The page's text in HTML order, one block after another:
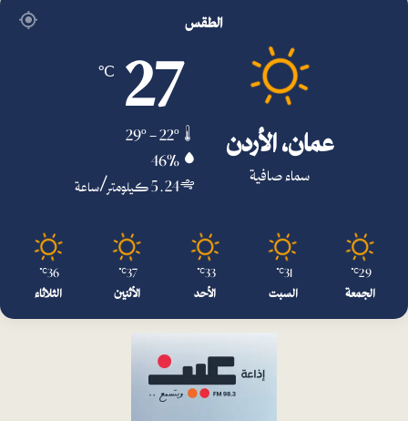
الطقس
عمان، الأردن
سماء صافية
27
℃
46%
5.24 كيلومتر/ساعة
29
℃
الجمعة
31
℃
السبت
33
℃
الأحد
37
℃
الأثنين
36
℃
الثلاثاء